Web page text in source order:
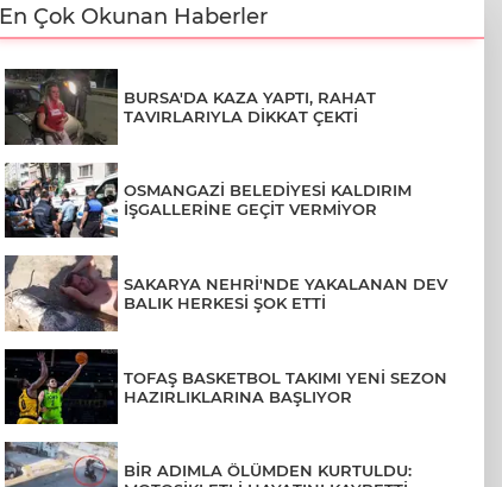
En Çok Okunan Haberler
BURSA'DA KAZA YAPTI, RAHAT
TAVIRLARIYLA DİKKAT ÇEKTİ
OSMANGAZİ BELEDİYESİ KALDIRIM
İŞGALLERİNE GEÇİT VERMİYOR
SAKARYA NEHRİ'NDE YAKALANAN DEV
BALIK HERKESİ ŞOK ETTİ
TOFAŞ BASKETBOL TAKIMI YENİ SEZON
HAZIRLIKLARINA BAŞLIYOR
BİR ADIMLA ÖLÜMDEN KURTULDU: